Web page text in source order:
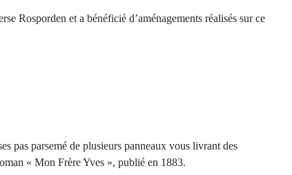
Rosporden et a bénéficié d’aménagements réalisés sur ce
pas parsemé de plusieurs panneaux vous livrant des
« Mon Frère Yves », publié en 1883.